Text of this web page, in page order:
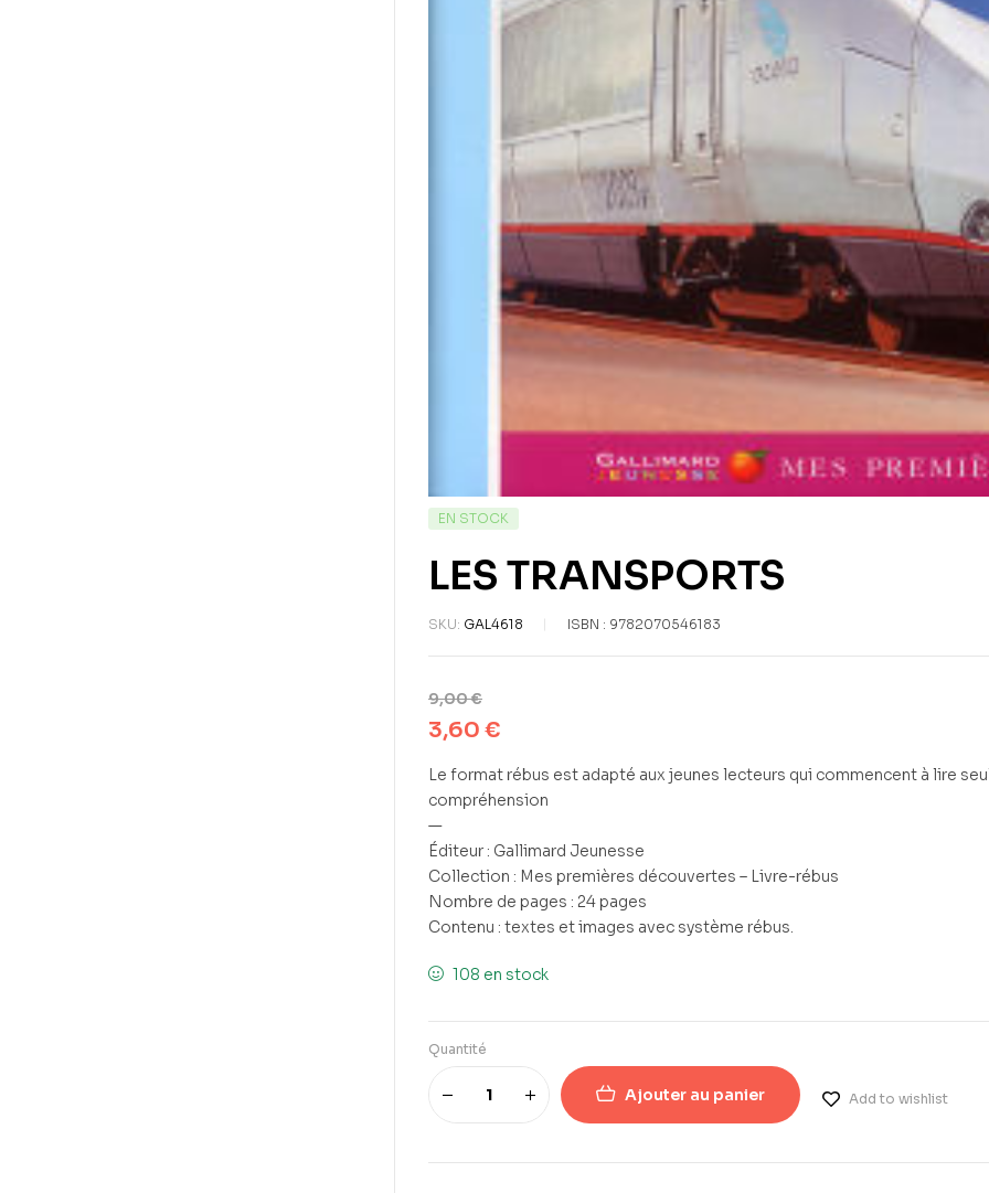
EN STOCK
LES TRANSPORTS
SKU: GAL4618 ISBN : 9782070546183
9,00€
3,60 €
Le format rébus est adapté aux jeunes lecteurs qui commencent à lire
compréhension
—
Éditeur : Gallimard Jeunesse
Collection : Mes premières découvertes – Livre-rébus
Nombre de pages : 24 pages
Contenu : textes et images avec système rébus.
108 en stock
Quantité
Ajouter au panier Add to wishlist